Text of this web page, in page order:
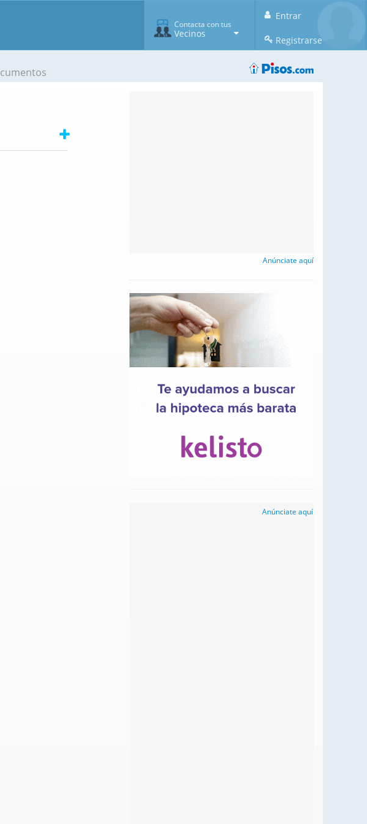
Entrar
Registrarse
Contacta con tus
Vecinos
Anúnciate aquí
Anúnciate aquí